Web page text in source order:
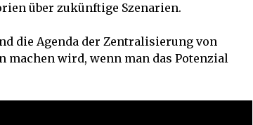
über zukünftige Szenarien.
die Agenda der Zentralisierung von
wird, wenn man das Potenzial